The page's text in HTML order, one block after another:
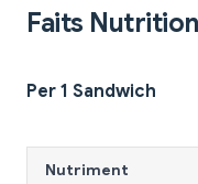
Faits
Per 1 Sandwich
Nutriment